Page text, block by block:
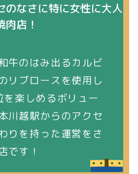
のなさに特に女性に大人
肉店！
牛のはみ出るカルビ
リブロースを使用し
楽しめるボリュー
川越駅からのアクセ
りを持った運営をさ
です！